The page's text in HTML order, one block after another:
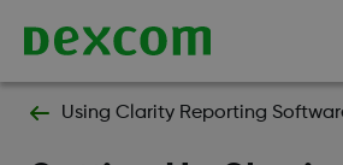
Using Clarity Reporting